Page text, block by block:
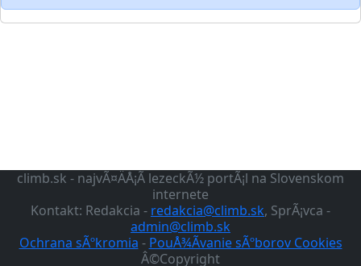
climb.sk - najvÃ¤ÄÅ¡Ã­ lezeckÃ½ portÃ¡l na Slovenskom
internete
Kontakt: Redakcia - redakcia@climb.sk, SprÃ¡vca -
admin@climb.sk
Ochrana sÃºkromia - PouÅ¾Ã­vanie sÃºborov Cookies
Â©Copyright